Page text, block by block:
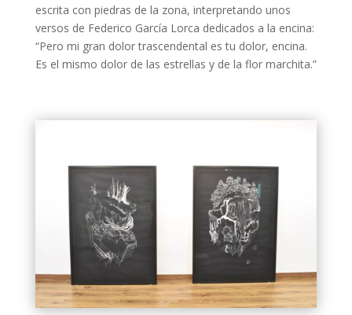
escrita con piedras de la zona, interpretando unos
versos de Federico García Lorca dedicados a la encina:
“Pero mi gran dolor trascendental es tu dolor, encina.
Es el mismo dolor de las estrellas y de la flor marchita.”